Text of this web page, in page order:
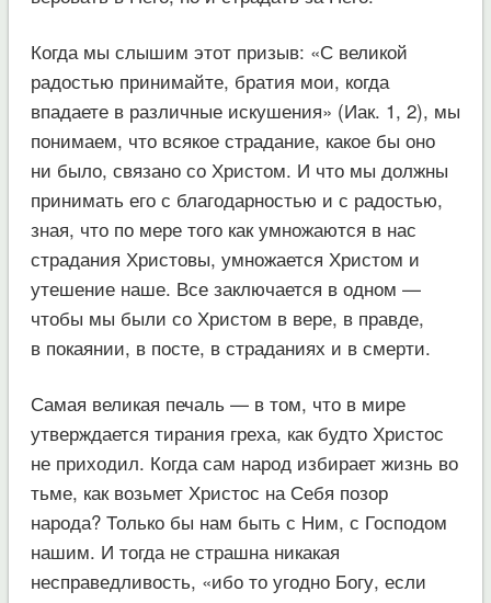
Когда мы слышим этот призыв: «С великой
радостью принимайте, братия мои, когда
впадаете в различные искушения» (Иак. 1, 2), мы
понимаем, что всякое страдание, какое бы оно
ни было, связано со Христом. И что мы должны
принимать его с благодарностью и с радостью,
зная, что по мере того как умножаются в нас
страдания Христовы, умножается Христом и
утешение наше. Все заключается в одном —
чтобы мы были со Христом в вере, в правде,
в покаянии, в посте, в страданиях и в смерти.
Самая великая печаль — в том, что в мире
утверждается тирания греха, как будто Христос
не приходил. Когда сам народ избирает жизнь во
тьме, как возьмет Христос на Себя позор
народа? Только бы нам быть с Ним, с Господом
нашим. И тогда не страшна никакая
несправедливость, «ибо то угодно Богу, если